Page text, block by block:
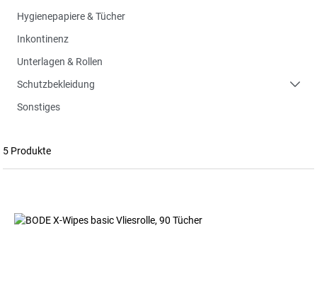
Hygienepapiere & Tücher
Inkontinenz
Unterlagen & Rollen
Schutzbekleidung
Sonstiges
5 Produkte